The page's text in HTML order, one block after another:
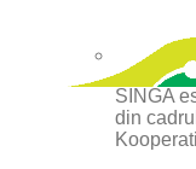
SINGA
din